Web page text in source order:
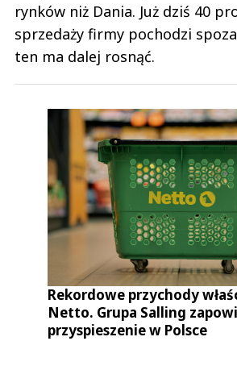
rynków niż Dania. Już dziś 40
sprzedaży firmy pochodzi
ten ma dalej rosnąć.
Rekordowe przychody
Netto. Grupa Salling
przyspieszenie w Polsce